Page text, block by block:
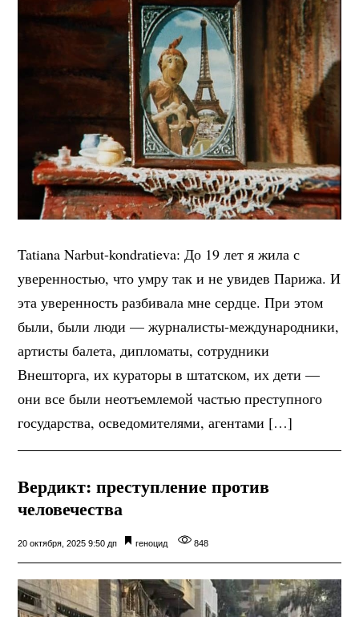
Tatiana Narbut-kondratieva: До 19 лет я жила с
уверенностью, что умру так и не увидев Парижа. И
эта уверенность разбивала мне сердце. При этом
были, были люди — журналисты-международники,
артисты балета, дипломаты, сотрудники
Внешторга, их кураторы в штатском, их дети —
они все были неотъемлемой частью преступного
государства, осведомителями, агентами […]
Вердикт: преступление против
человечества
20 октября, 2025 9:50 дп геноцид 848